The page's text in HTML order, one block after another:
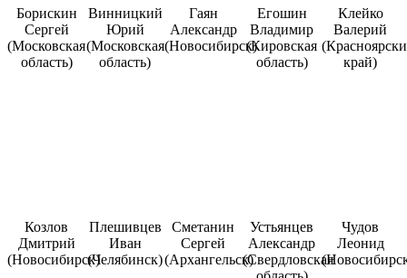
Борискин
Сергей
(Московская
область)
Винницкий
Юрий
(Московская
область)
Гаян
Александр
(Новосибирск)
Егошин
Владимир
(Кировская
область)
Клейко
Валерий
край)
Козлов
Дмитрий
(Новосибирск)
Плешивцев
Иван
(Челябинск)
Сметанин
Сергей
(Архангельск)
Устьянцев
Александр
(Свердловская
Чудов
Леонид